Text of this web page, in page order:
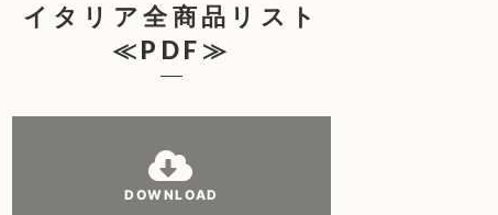
イタリア全商品リスト
≪PDF≫
DOWNLOAD